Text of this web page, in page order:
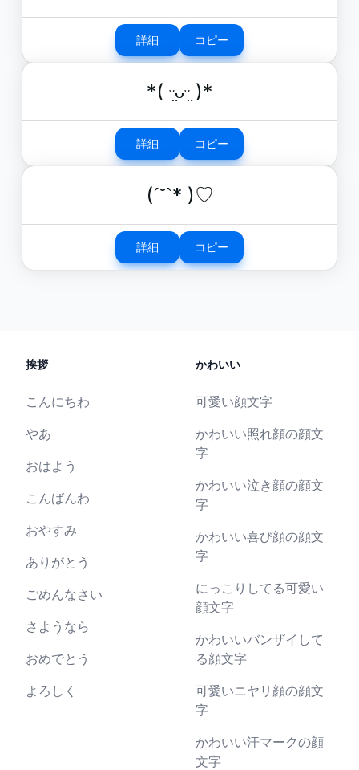
詳細 コピー
*( ᵕ̤ᴗᵕ̤ )*
詳細 コピー
(ˊ˘ˋ* )♡
詳細 コピー
挨拶
こんにちわ
やあ
おはよう
こんばんわ
おやすみ
ありがとう
ごめんなさい
さようなら
おめでとう
よろしく
かわいい
可愛い顔文字
かわいい照れ顔の顔文
字
かわいい泣き顔の顔文
字
かわいい喜び顔の顔文
字
にっこりしてる可愛い
顔文字
かわいいバンザイして
る顔文字
可愛いニヤリ顔の顔文
字
かわいい汗マークの顔
文字